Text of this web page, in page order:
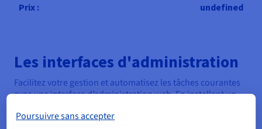
Prix : undefined
Les interfaces d'administration
Facilitez votre gestion et automatisez les tâches courantes
avec une interface d’administration web. En installant un
bénéficiez d’une interface web intuitive et efficace.
Poursuivre sans accepter